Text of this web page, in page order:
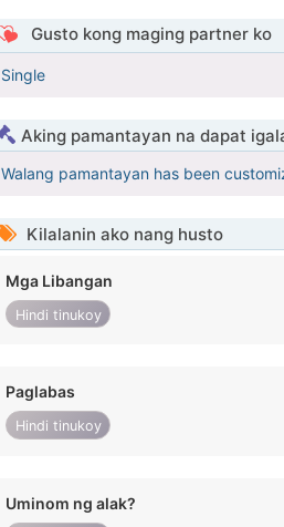
Gusto kong maging partner ko
Single
Aking pamantayan na dapat
Walang pamantayan has been
Kilalanin ako nang husto
Mga Libangan
Hindi tinukoy
Paglabas
Hindi tinukoy
Uminom ng alak?